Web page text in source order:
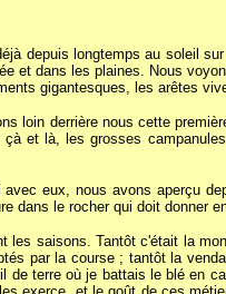
depuis longtemps au soleil
et dans les plaines. Nous
gigantesques, les arêtes
loin derrière nous cette
et là, les grosses
eux, nous avons aperçu
dans le rocher qui doit donner
les saisons. Tantôt c'était la
par la course ; tantôt la
terre où je battais le blé en